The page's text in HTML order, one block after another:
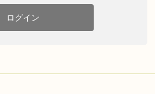
ログイン